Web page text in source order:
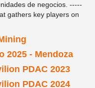
de negocios. -----
gathers key players on
2025 - Mendoza
PDAC 2023
PDAC 2024